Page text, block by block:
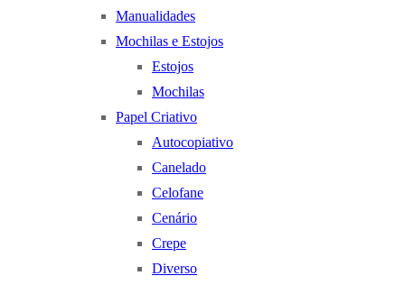
Manualidades
Mochilas e Estojos
Estojos
Mochilas
Papel Criativo
Autocopiativo
Canelado
Celofane
Cenário
Crepe
Diverso